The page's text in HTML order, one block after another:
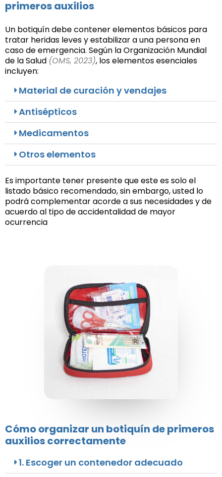
primeros auxilios
Un botiquín debe contener elementos básicos para
tratar heridas leves y estabilizar a una persona en
caso de emergencia. Según la Organización Mundial
de la Salud (OMS, 2023), los elementos esenciales
incluyen:
Material de curación y vendajes
Antisépticos
Medicamentos
Otros elementos
Es importante tener presente que este es solo el
listado básico recomendado, sin embargo, usted lo
podrá complementar acorde a sus necesidades y de
acuerdo al tipo de accidentalidad de mayor
ocurrencia
Cómo organizar un botiquín de primeros
auxilios correctamente
1. Escoger un contenedor adecuado